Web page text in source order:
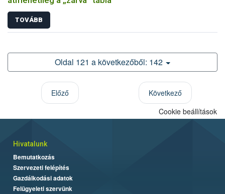
TOVÁBB
Oldal 121 a következőből: 142
Előző
Következő
Cookie beállítások
Hivatalunk
Bemutatkozás
Szervezeti felépítés
Gazdálkodási adatok
Felügyeleti szervünk